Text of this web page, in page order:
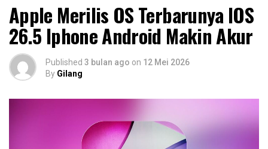
Apple Merilis OS Terbarunya IOS
26.5 Iphone Android Makin Akur
Published 3 bulan ago on 12 Mei 2026
By Gilang